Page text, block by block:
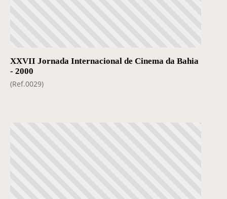
XXVII Jornada Internacional de Cinema da Bahia
- 2000
(Ref.0029)